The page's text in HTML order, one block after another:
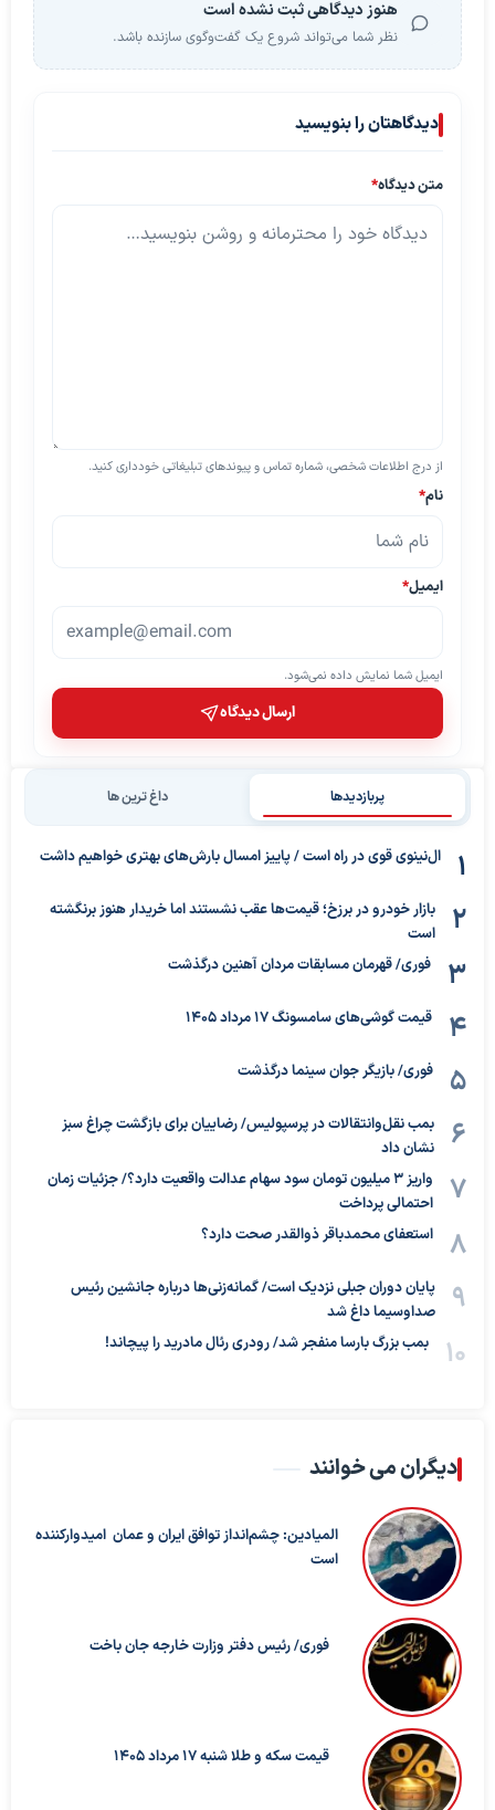
هنوز دیدگاهی ثبت نشده است
نظر شما می‌تواند شروع یک گفت‌وگوی سازنده باشد.
دیدگاهتان را بنویسید
متن دیدگاه*
از درج اطلاعات شخصی، شماره تماس و پیوندهای تبلیغاتی خودداری کنید.
نام*
ایمیل*
ایمیل شما نمایش داده نمی‌شود.
ارسال دیدگاه
پربازدیدها داغ ترین ها
ال‌نینوی قوی در راه است / پاییز امسال بارش‌های بهتری خواهیم داشت
بازار خودرو در برزخ؛ قیمت‌ها عقب نشستند اما خریدار هنوز برنگشته
است
فوری/ قهرمان مسابقات مردان آهنین درگذشت
قیمت گوشی‌های سامسونگ 17 مرداد 1405
فوری/ بازیگر جوان سینما درگذشت
بمب نقل‌وانتقالات در پرسپولیس/ رضاییان برای بازگشت چراغ سبز
نشان داد
واریز ۳ میلیون تومان سود سهام عدالت واقعیت دارد؟/ جزئیات زمان
احتمالی پرداخت
استعفای محمدباقر ذوالقدر صحت دارد؟
پایان دوران جبلی نزدیک است/ گمانه‌زنی‌ها درباره جانشین رئیس
صداوسیما داغ شد
بمب بزرگ بارسا منفجر شد/ رودری رئال مادرید را پیچاند!
دیگران می خوانند
المیادین: چشم‌انداز توافق ایران و عمان امیدوارکننده
است
فوری/ رئیس دفتر وزارت خارجه جان باخت
قیمت سکه و طلا شنبه 17 مرداد 1405